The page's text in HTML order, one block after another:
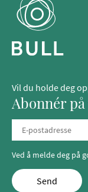
Vil du holde deg
Abonnér
Ved å melde deg på
Send